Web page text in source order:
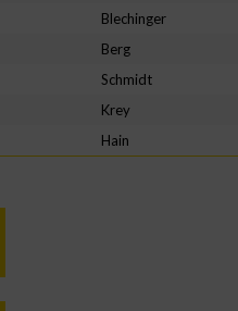
Blechinger
Berg
Schmidt
Krey
Hain